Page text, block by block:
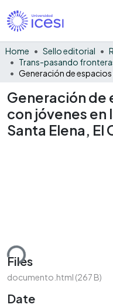
Home Sello editorial
Trans-pasando
Generación de
con jóvenes en
Santa Elena, El
Files
documento.html (267 B)
Date